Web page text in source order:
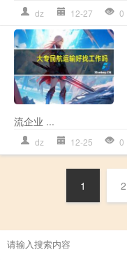
dz 12-27 0
流企业 ...
dz 12-25 0
1 2